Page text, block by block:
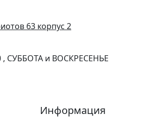
63 корпус 2
, СУББОТА и ВОСКРЕСЕНЬЕ
Информация